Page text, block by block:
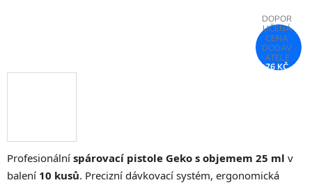
Profesionální spárovací pistole Geko s objemem 25 ml v
balení 10 kusů. Precizní dávkovací systém, ergonomická
76 KČ